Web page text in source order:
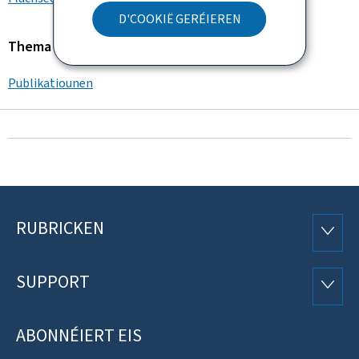
D'COOKIË GERÉIEREN
Thema
Publikatiounen
Fousszeil
RUBRICKEN
SUPPORT
ABONNÉIERT EIS